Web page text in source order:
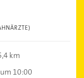
km
10:00